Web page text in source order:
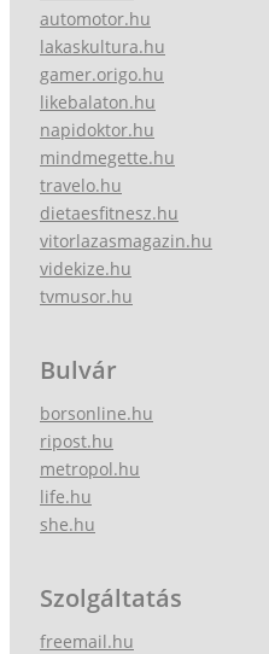
automotor.hu
lakaskultura.hu
gamer.origo.hu
likebalaton.hu
napidoktor.hu
mindmegette.hu
travelo.hu
dietaesfitnesz.hu
vitorlazasmagazin.hu
videkize.hu
tvmusor.hu
Bulvár
borsonline.hu
ripost.hu
metropol.hu
life.hu
she.hu
Szolgáltatás
freemail.hu